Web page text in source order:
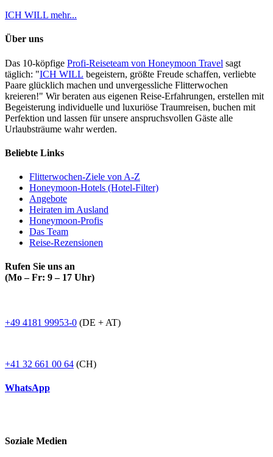
ICH WILL mehr...
Über uns
Das 10-köpfige Profi-Reiseteam von Honeymoon Travel sagt
täglich: "ICH WILL begeistern, größte Freude schaffen, verliebte
Paare glücklich machen und unvergessliche Flitterwochen
kreieren!" Wir beraten aus eigenen Reise-Erfahrungen, erstellen mit
Begeisterung individuelle und luxuriöse Traumreisen, buchen mit
Perfektion und lassen für unsere anspruchsvollen Gäste alle
Urlaubsträume wahr werden.
Beliebte Links
Flitterwochen-Ziele von A-Z
Honeymoon-Hotels (Hotel-Filter)
Angebote
Heiraten im Ausland
Honeymoon-Profis
Das Team
Reise-Rezensionen
Rufen Sie uns an
(Mo – Fr: 9 – 17 Uhr)
+49 4181 99953-0 (DE + AT)
+41 32 661 00 64 (CH)
WhatsApp
Soziale Medien